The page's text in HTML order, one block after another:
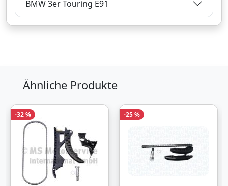
Verkauf und Versand durch
Zum Angebot
Produktinformationen des Anbieters
121,04 €
BMW 3er Touring E91
Ähnliche Produkte
-32 % -25 %